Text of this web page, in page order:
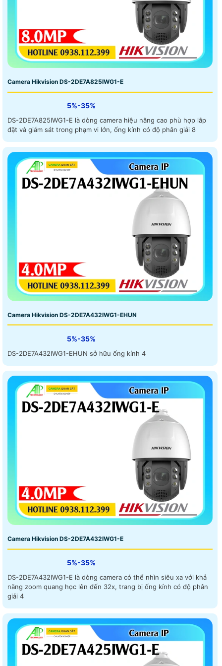
Camera Hikvision DS-2DE7A825IWG1-E
5%-35%
DS-2DE7A825IWG1-E là dòng camera hiệu năng cao phù hợp lắp
đặt và giám sát trong phạm vi lớn, ống kính có độ phân giải 8
Camera Hikvision DS-2DE7A432IWG1-EHUN
5%-35%
DS-2DE7A432IWG1-EHUN sở hữu ống kính 4
Camera Hikvision DS-2DE7A432IWG1-E
5%-35%
DS-2DE7A432IWG1-E là dòng camera có thể nhìn siêu xa với khả
năng zoom quang học lên đến 32x, trang bị ống kính có độ phân
giải 4